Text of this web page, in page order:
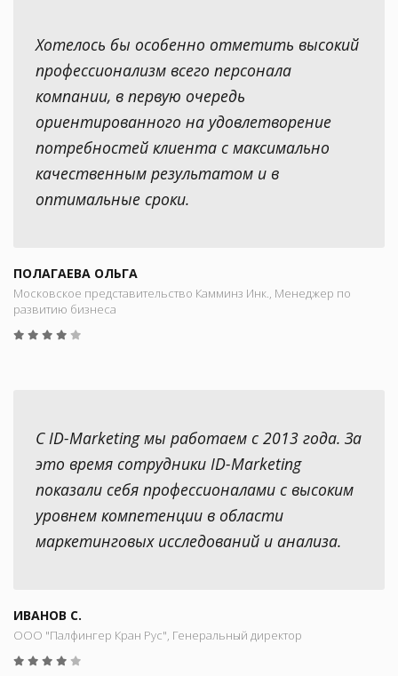
Хотелось бы особенно отметить высокий
профессионализм всего персонала
компании, в первую очередь
ориентированного на удовлетворение
потребностей клиента с максимально
качественным результатом и в
оптимальные сроки.
ПОЛАГАЕВА ОЛЬГА
Московское представительство Камминз Инк., Менеджер по
развитию бизнеса
С ID-Marketing мы работаем с 2013 года. За
это время сотрудники ID-Marketing
показали себя профессионалами с высоким
уровнем компетенции в области
маркетинговых исследований и анализа.
ИВАНОВ С.
ООО "Палфингер Кран Рус", Генеральный директор